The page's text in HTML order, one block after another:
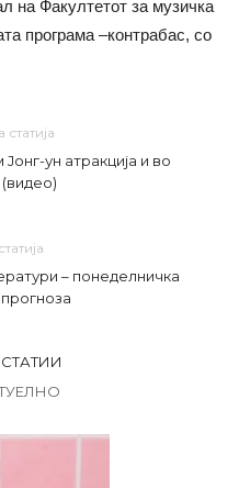
на Факултетот за музичка
програма –контрабас, со
ун атракција и во
– понеделничка